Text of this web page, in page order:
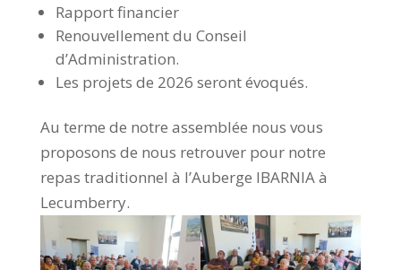
Rapport financier
Renouvellement du Conseil
d’Administration.
Les projets de 2026 seront évoqués.
Au terme de notre assemblée nous vous
proposons de nous retrouver pour notre
repas traditionnel à l’Auberge IBARNIA à
Lecumberry.